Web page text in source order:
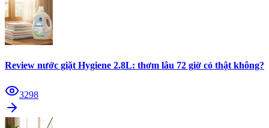
Review nước giặt Hygiene 2.8L: thơm lâu 72 giờ có thật không?
3298